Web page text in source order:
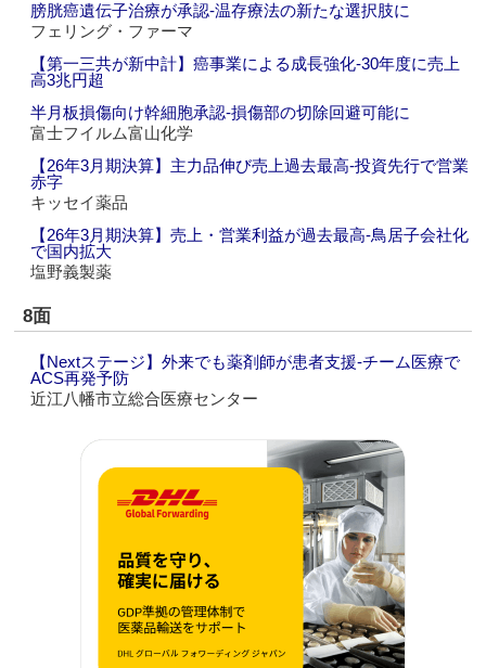
膀胱癌遺伝子治療が承認‐温存療法の新たな選択肢に
フェリング・ファーマ
【第一三共が新中計】癌事業による成長強化‐30年度に売上
高3兆円超
半月板損傷向け幹細胞承認‐損傷部の切除回避可能に
富士フイルム富山化学
【26年3月期決算】主力品伸び売上過去最高‐投資先行で営業
赤字
キッセイ薬品
【26年3月期決算】売上・営業利益が過去最高‐鳥居子会社化
で国内拡大
塩野義製薬
8面
【Nextステージ】外来でも薬剤師が患者支援‐チーム医療で
ACS再発予防
近江八幡市立総合医療センター